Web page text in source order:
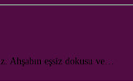
Ahşabın eşsiz dokusu ve…